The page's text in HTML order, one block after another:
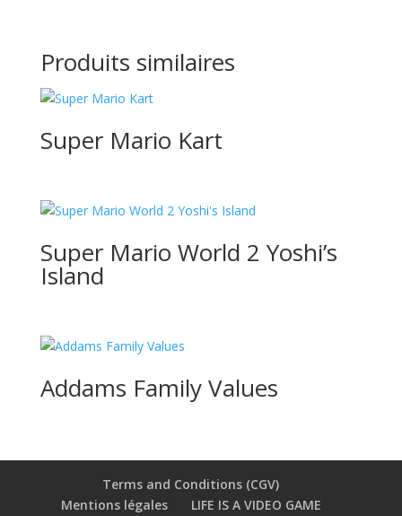
Produits similaires
Super Mario Kart
Super Mario World 2 Yoshi’s
Island
Addams Family Values
Terms and Conditions (CGV)
Mentions légales
LIFE IS A VIDEO GAME